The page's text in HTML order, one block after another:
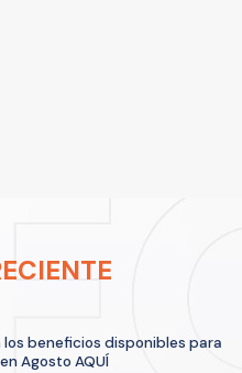
los beneficios disponibles para
Agosto AQUÍ